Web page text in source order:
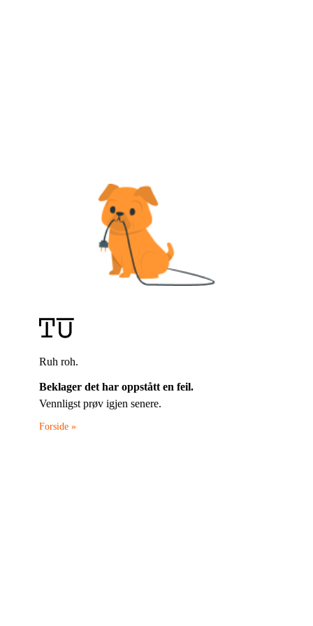
Ruh roh.
Beklager det har oppstått en feil.
Vennligst prøv igjen senere.
Forside »